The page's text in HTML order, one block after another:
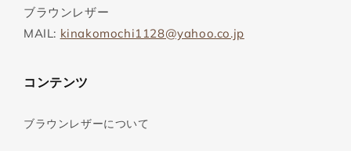
ブラウンレザー
MAIL: kinakomochi1128@yahoo.co.jp
コンテンツ
ブラウンレザーについて